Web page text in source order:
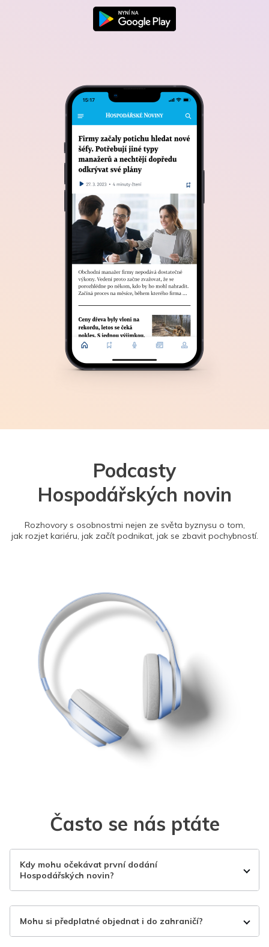
Podcasty
Hospodářských novin
Rozhovory s osobnostmi nejen ze světa byznysu o tom,
jak rozjet kariéru, jak začít podnikat, jak se zbavit pochybností.
Často se nás ptáte
Kdy mohu očekávat první dodání
Hospodářských novin?
Mohu si předplatné objednat i do zahraničí?